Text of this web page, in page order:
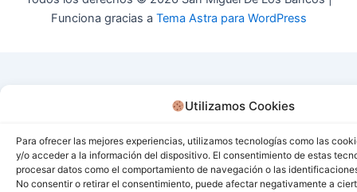
Utilizamos Cookies
Para ofrecer las mejores experiencias, utilizamos tecnologías como las
y/o acceder a la información del dispositivo. El consentimiento de estas
procesar datos como el comportamiento de navegación o las
No consentir o retirar el consentimiento, puede afectar negativamente a
Funciona gracias a Tema Astra para WordPress